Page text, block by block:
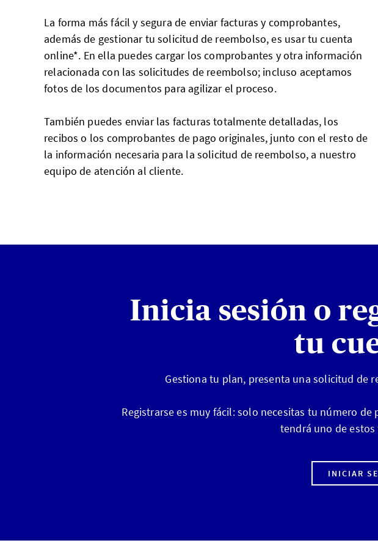
La forma más fácil y segura de enviar facturas y comprobantes,
además de gestionar tu solicitud de reembolso, es usar tu cuenta
online*. En ella puedes cargar los comprobantes y otra información
relacionada con las solicitudes de reembolso; incluso aceptamos
fotos de los documentos para agilizar el proceso.
También puedes enviar las facturas totalmente detalladas, los
recibos o los comprobantes de pago originales, junto con el resto de
la información necesaria para la solicitud de reembolso, a nuestro
equipo de atención al cliente.
Inicia sesión o
tu
Gestiona tu plan, presenta una solicitud de
Registrarse es muy fácil: solo necesitas tu número
tendrá uno de estos
INICIAR